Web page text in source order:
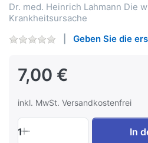
Dr. med. Heinrich Lahmann Die
Krankheitsursache
Geben Sie die
7,00 €
inkl. MwSt. Versandkostenfrei
1 In